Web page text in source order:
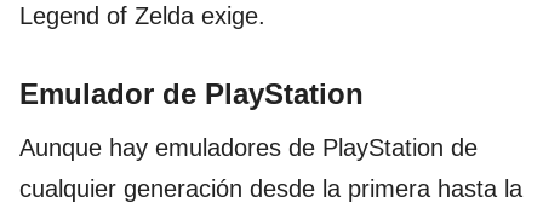
Legend of Zelda exige.
Emulador de PlayStation
Aunque hay emuladores de PlayStation de
cualquier generación desde la primera hasta la